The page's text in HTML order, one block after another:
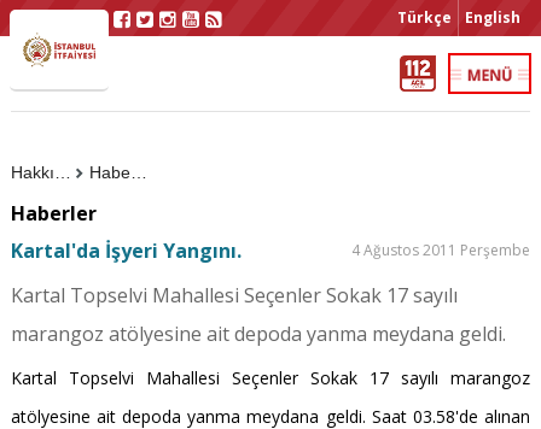
Türkçe English
Haberler
Haberler
Kartal'da İşyeri Yangını.
4 Ağustos 2011 Perşembe
Kartal Topselvi Mahallesi Seçenler Sokak 17 sayılı
marangoz atölyesine ait depoda yanma meydana geldi.
Kartal Topselvi Mahallesi Seçenler Sokak 17 sayılı marangoz
atölyesine ait depoda yanma meydana geldi. Saat 03.58'de alınan